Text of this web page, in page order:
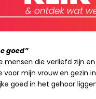
goed”
mensen die verliefd zijn
mijn vrouw en gezin
goed in het gehoor